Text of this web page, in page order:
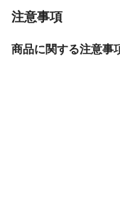
注意事項
商品に関する注意事